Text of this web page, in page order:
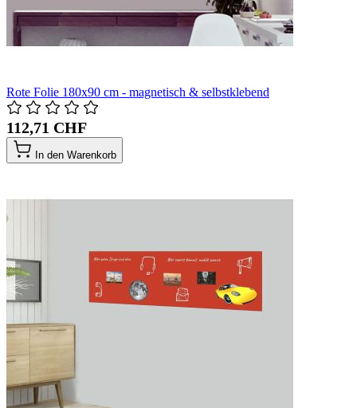
Rote Folie 180x90 cm - magnetisch & selbstklebend
112,71 CHF
In den Warenkorb